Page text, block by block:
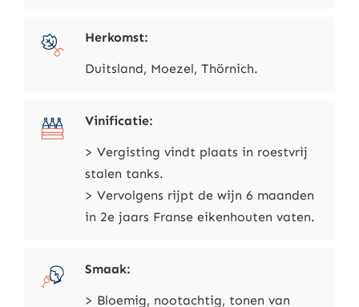
Herkomst:
Duitsland, Moezel, Thörnich.
Vinificatie:
> Vergisting vindt plaats in roestvrij
stalen tanks.
> Vervolgens rijpt de wijn 6 maanden
in 2e jaars Franse eikenhouten vaten.
Smaak:
> Bloemig, nootachtig, tonen van